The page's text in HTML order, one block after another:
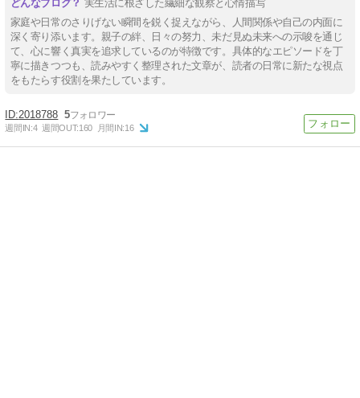
実生活に根ざした繊細な観察と心情描写
家庭や日常のさりげない瞬間を鋭く捉えながら、人間関係や自己の内面に
深く寄り添います。親子の絆、日々の努力、未だ見ぬ未来への示唆を通じ
て、心に響く真実を追求しているのが特徴です。具体的なエピソードを丁
寧に描きつつも、読みやすく整理された文章が、読者の日常に新たな視点
をもたらす役割を果たしています。
2018788 5
週間IN:4 週間OUT:160 月間IN:16